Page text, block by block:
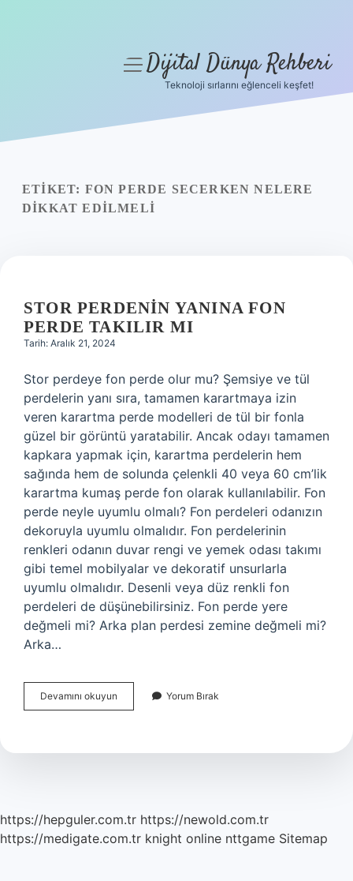
Yasal Uyarı
menüyüDijital Dünya Rehberi
Teknoloji sırlarını eğlenceli keşfet!
ETIKET: FON PERDE SECERKEN NELERE
DIKKAT EDILMELI
STOR PERDENIN YANINA FON
PERDE TAKILIR MI
Tarih: Aralık 21, 2024
Stor perdeye fon perde olur mu? Şemsiye ve tül
perdelerin yanı sıra, tamamen karartmaya izin
veren karartma perde modelleri de tül bir fonla
güzel bir görüntü yaratabilir. Ancak odayı tamamen
kapkara yapmak için, karartma perdelerin hem
sağında hem de solunda çelenkli 40 veya 60 cm’lik
karartma kumaş perde fon olarak kullanılabilir. Fon
perde neyle uyumlu olmalı? Fon perdeleri odanızın
dekoruyla uyumlu olmalıdır. Fon perdelerinin
renkleri odanın duvar rengi ve yemek odası takımı
gibi temel mobilyalar ve dekoratif unsurlarla
uyumlu olmalıdır. Desenli veya düz renkli fon
perdeleri de düşünebilirsiniz. Fon perde yere
değmeli mi? Arka plan perdesi zemine değmeli mi?
Arka…
Devamını okuyun
Perdenin
Perde
Yorum Bırak
https://hepguler.com.tr https://newold.com.tr
https://medigate.com.tr knight online nttgame Sitemap